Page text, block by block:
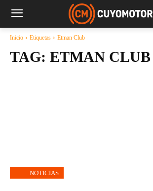
Inicio Etiquetas Etman Club
TAG: ETMAN CLUB
NOTICIAS